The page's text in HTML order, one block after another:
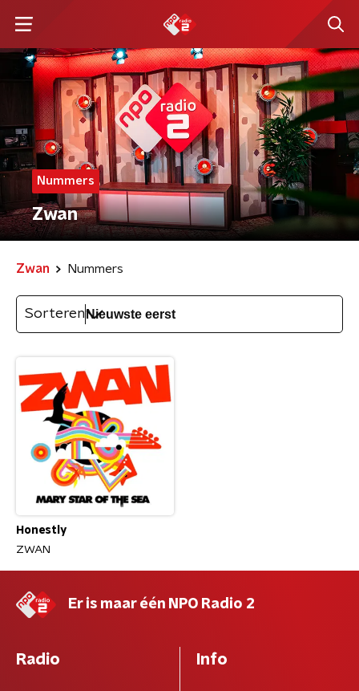
Nummers
Zwan
Zwan Nummers
Sorteren
Honestly
ZWAN
Er is maar één NPO Radio 2
Radio Info